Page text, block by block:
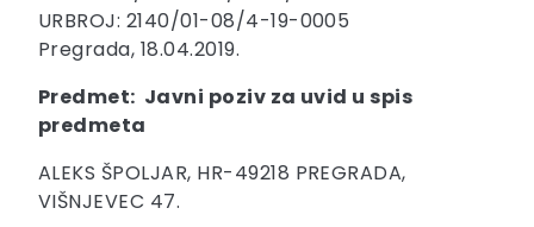
URBROJ: 2140/01-08/4-19-0005
Pregrada, 18.04.2019.
Predmet: Javni poziv za uvid u spis
predmeta
ALEKS ŠPOLJAR, HR-49218 PREGRADA,
VIŠNJEVEC 47.